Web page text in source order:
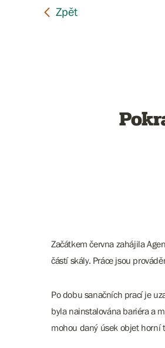
Začátkem června zahájila
částí skály. Práce jsou
Po dobu sanačních prací je
byla nainstalována bariéra a
mohou daný úsek objet horní